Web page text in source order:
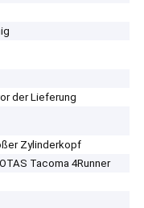
der Lieferung
Zylinderkopf
Tacoma 4Runner